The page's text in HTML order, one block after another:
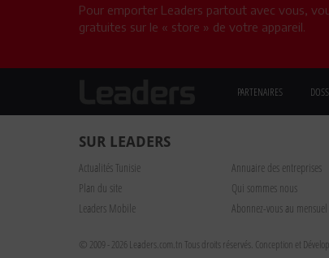
Pour emporter Leaders partout avec vous,
gratuites sur le « store » de votre appareil.
PARTENAIRES
SUR LEADERS
Actualités Tunisie Annuaire des entreprises
Plan du site
Qui sommes nous
Leaders Mobile
Abonnez-vous au mensuel
© 2009 - 2026 Leaders.com.tn Tous droits réservés. Conception et